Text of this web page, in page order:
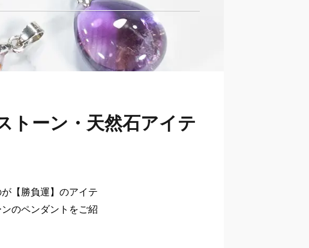
トーン・天然石アイテ
【勝負運】のアイテ
のペンダントをご紹